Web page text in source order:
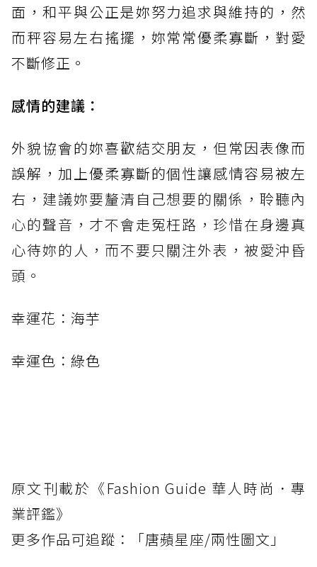
面，和平與公正是妳努力追求與維持的，然
而秤容易左右搖擺，妳常常優柔寡斷，對愛
不斷修正。
感情的建議：
外貌協會的妳喜歡結交朋友，但常因表像而
誤解，加上優柔寡斷的個性讓感情容易被左
右， 建議妳要釐清自己想要的關係，聆聽內
心的聲音，才不會走冤枉路，珍惜在身邊真
心待妳的人，而不要只關注外表，被愛沖昏
頭。
幸運花： 海芋
幸運色： 綠色
原文刊載於《Fashion Guide 華人時尚．專
業評鑑》
更多作品可追蹤：「唐蘋星座/兩性圖文」